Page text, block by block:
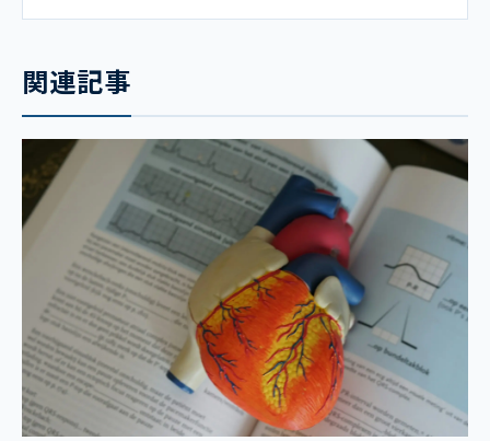
関連記事